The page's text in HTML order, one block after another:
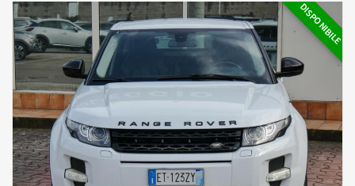
DISPONIBILE